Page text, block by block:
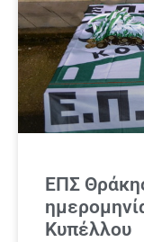
ΕΠΣ
Κυπέλλου